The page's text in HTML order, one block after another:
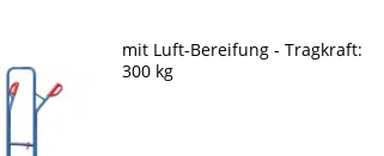
mit Luft-Bereifung - Tragkraft:
300 kg